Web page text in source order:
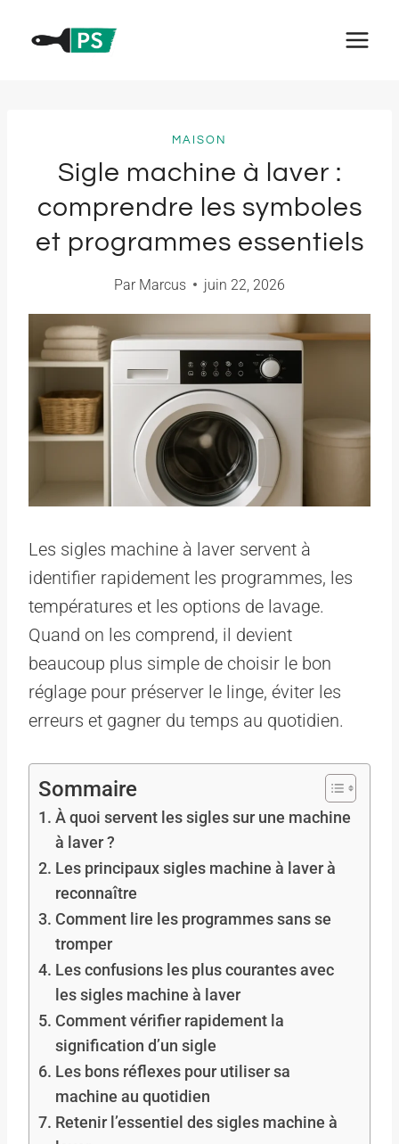
MAISON
Sigle machine à laver :
comprendre les symboles
et programmes essentiels
Par Marcus juin 22, 2026
Les sigles machine à laver servent à
identifier rapidement les programmes, les
températures et les options de lavage.
Quand on les comprend, il devient
beaucoup plus simple de choisir le bon
réglage pour préserver le linge, éviter les
erreurs et gagner du temps au quotidien.
Sommaire
À quoi servent les sigles sur une machine
à laver ?
Les principaux sigles machine à laver à
reconnaître
Comment lire les programmes sans se
tromper
Les confusions les plus courantes avec
les sigles machine à laver
Comment vérifier rapidement la
signification d’un sigle
Les bons réflexes pour utiliser sa
machine au quotidien
Retenir l’essentiel des sigles machine à